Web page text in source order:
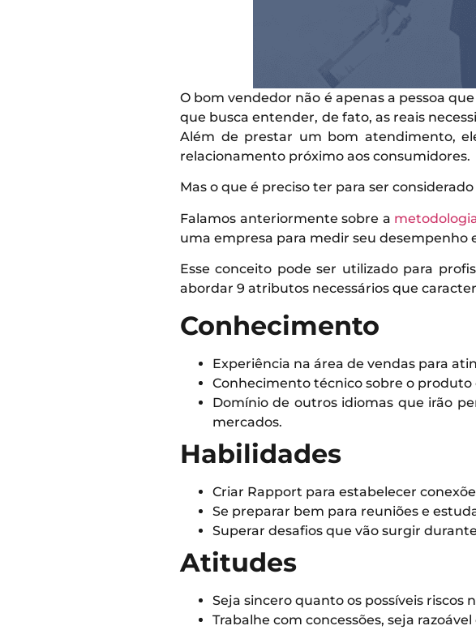
O bom vendedor não é apenas a pessoa
que busca entender, de fato, as reais
Além de prestar um bom atendimento,
relacionamento próximo aos consumidores.
Mas o que é preciso ter para ser
Falamos anteriormente sobre a
uma empresa para medir seu desempenho
Esse conceito pode ser utilizado para
abordar 9 atributos necessários que
Conhecimento
Experiência na área de vendas para
Conhecimento técnico sobre o
Domínio de outros idiomas que irão
mercados.
Habilidades
Criar Rapport para estabelecer
Se preparar bem para reuniões e
Superar desafios que vão surgir
Atitudes
Seja sincero quanto os possíveis
Trabalhe com concessões, seja